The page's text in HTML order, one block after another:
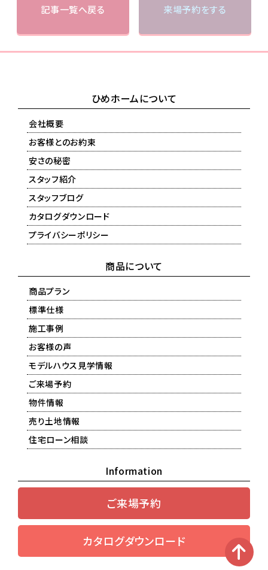
記事一覧へ戻る 来場予約をする
ひめホームについて
会社概要
お客様とのお約束
安さの秘密
スタッフ紹介
スタッフブログ
カタログダウンロード
プライバシーポリシー
商品について
商品プラン
標準仕様
施工事例
お客様の声
モデルハウス見学情報
ご来場予約
物件情報
売り土地情報
住宅ローン相談
Information
ご来場予約
カタログダウンロード